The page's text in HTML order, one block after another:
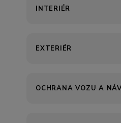
INTERIÉR
EXTERIÉR
OCHRANA VOZU A